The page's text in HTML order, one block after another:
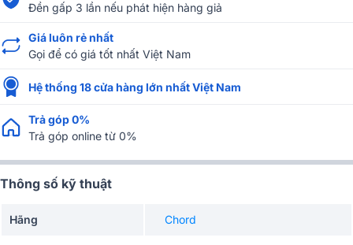
Đền gấp 3 lần nếu phát hiện hàng giả
Giá luôn rẻ nhất
Gọi để có giá tốt nhất Việt Nam
Hệ thống 18 cửa hàng lớn nhất Việt Nam
Trả góp 0%
Trả góp online từ 0%
Thông số kỹ thuật
Hãng Chord